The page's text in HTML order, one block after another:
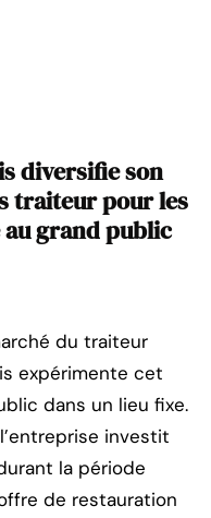
diversifie son
traiteur pour les
grand public
du traiteur
expérimente cet
dans un lieu fixe.
investit
la période
de restauration